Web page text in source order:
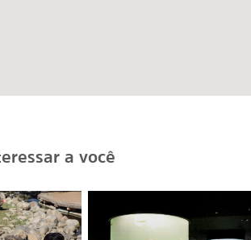
a você